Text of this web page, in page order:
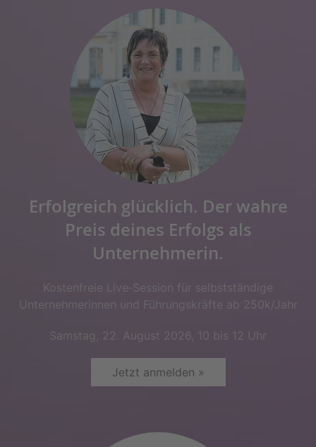
Erfolgreich glücklich. Der wahre
Preis deines Erfolgs als
Unternehmerin.
Kostenfreie Live‑Session für selbstständige
Unternehmerinnen und Führungskräfte ab 250k/Jahr
Samstag, 22. August 2026, 10 bis 12 Uhr
Jetzt anmelden »